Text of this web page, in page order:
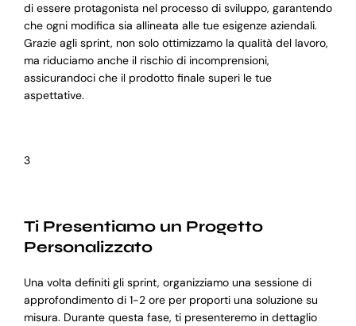
di essere protagonista nel processo di sviluppo, garantendo
che ogni modifica sia allineata alle tue esigenze aziendali.
Grazie agli sprint, non solo ottimizzamo la qualità del lavoro,
ma riduciamo anche il rischio di incomprensioni,
assicurandoci che il prodotto finale superi le tue
aspettative.
3
Ti Presentiamo un Progetto
Personalizzato
Una volta definiti gli sprint, organizziamo una sessione di
approfondimento di 1-2 ore per proporti una soluzione su
misura. Durante questa fase, ti presenteremo in dettaglio